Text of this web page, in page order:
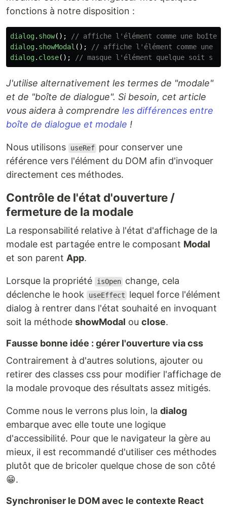
fonctions à notre disposition :
dialog. show();
// affiche l'élément comme une boîte
dialog. showModal ();
// affiche l'élément comme une
dialog. close(); // masque l'élément quelque soit s a
J'utilise alternativement les termes de "modale"
et de "boîte de dialogue". Si besoin, cet article
vous aidera à comprendre les différences entre
boîte de dialogue et modale !
Nous utilisons useRef pour conserver une
référence vers l'élément du DOM afin d'invoquer
directement ces méthodes.
Contrôle de l'état d'ouverture /
fermeture de la modale
La responsabilité relative à l'état d'affichage de la
modale est partagée entre le composant Modal
et son parent App.
Lorsque la propriété isOpen change, cela
déclenche le hook
useEffect
lequel force l'élément
dialog à rentrer dans l'état souhaité en invoquant
soit la méthode showModal ou close.
Fausse bonne idée : gérer l'ouverture via css
Contrairement à d'autres solutions, ajouter ou
retirer des classes css pour modifier l'affichage de
la modale provoque des résultats assez mitigés.
Comme nous le verrons plus loin, la dialog
embarque avec elle toute une logique
d'accessibilité. Pour que le navigateur la gère au
mieux, il est recommandé d'utiliser ces méthodes
plutôt que de bricoler quelque chose de son côté
😁.
Synchroniser le DOM avec le contexte React